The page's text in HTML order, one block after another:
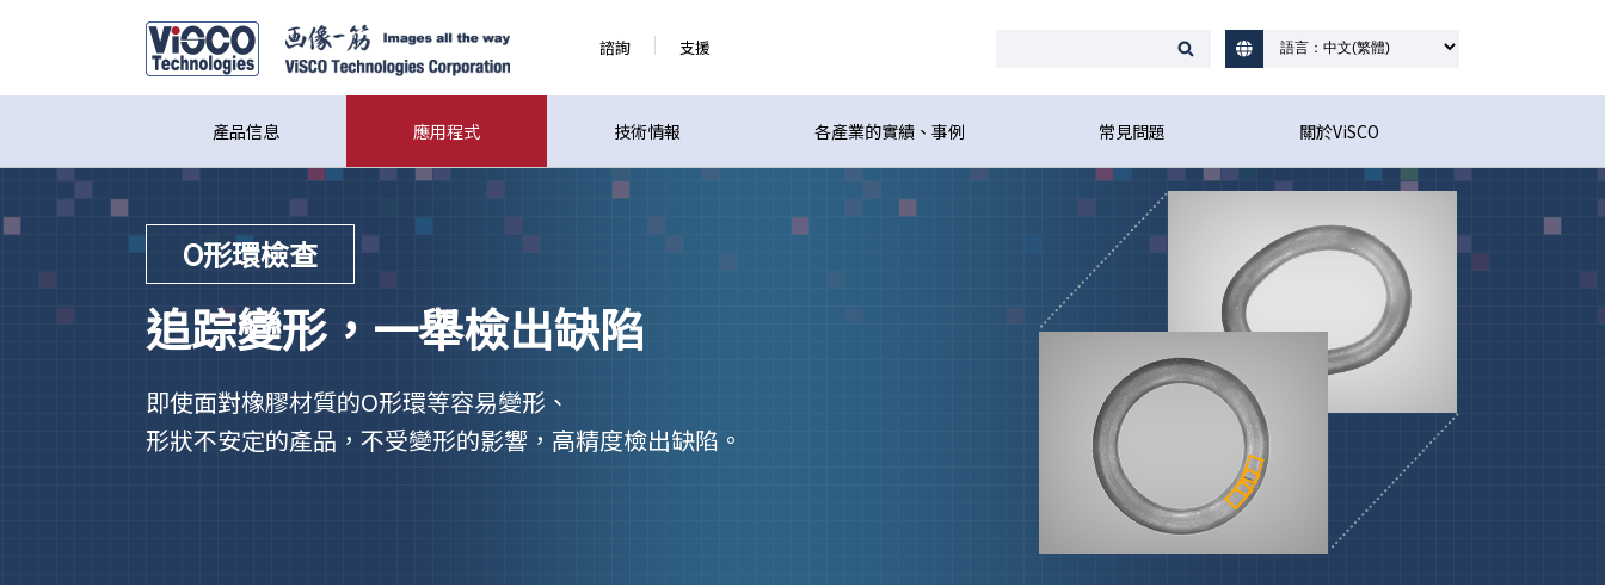
諮詢 支援
產品信息 應用程式 技術情報 各產業的實績、事例 常見問題 關於ViSCO
O形環檢查
追踪變形，一舉檢出缺陷
即使面對橡膠材質的O形環等容易變形、
形狀不安定的產品，不受變形的影響，高精度檢出缺陷。